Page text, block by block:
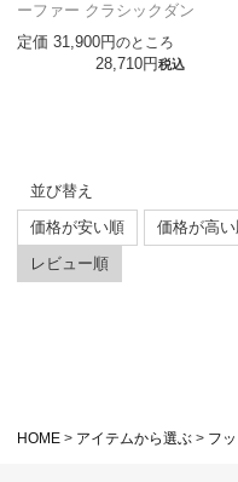
ーファー クラシックダン
定価 31,900 のところ
28,710 税込
並び替え
価格が安い順
価格が高
レビュー順
HOME アイテムから選ぶ フ